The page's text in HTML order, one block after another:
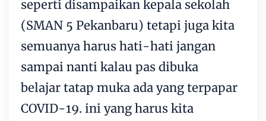
seperti disampaikan kepala sekolah
(SMAN 5 Pekanbaru) tetapi juga kita
semuanya harus hati-hati jangan
sampai nanti kalau pas dibuka
belajar tatap muka ada yang terpapar
COVID-19. ini yang harus kita